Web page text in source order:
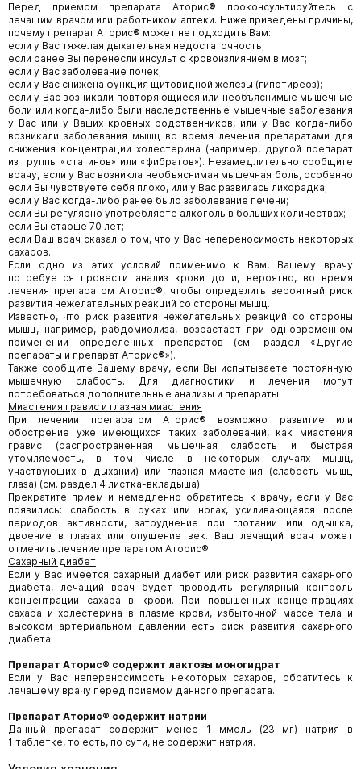
Перед приемом препарата Аторис® проконсультируйтесь с
лечащим врачом или работником аптеки. Ниже приведены причины,
почему препарат Аторис® может не подходить Вам:
если у Вас тяжелая дыхательная недостаточность;
если ранее Вы перенесли инсульт с кровоизлиянием в мозг;
если у Вас заболевание почек;
если у Вас снижена функция щитовидной железы (гипотиреоз);
если у Вас возникали повторяющиеся или необъяснимые мышечные
боли или когда-либо были наследственные мышечные заболевания
у Вас или у Ваших кровных родственников, или у Вас когда-либо
возникали заболевания мышц во время лечения препаратами для
снижения концентрации холестерина (например, другой препарат
из группы «статинов» или «фибратов»). Незамедлительно сообщите
врачу, если у Вас возникла необъяснимая мышечная боль, особенно
если Вы чувствуете себя плохо, или у Вас развилась лихорадка;
если у Вас когда-либо ранее было заболевание печени;
если Вы регулярно употребляете алкоголь в больших количествах;
если Вы старше 70 лет;
если Ваш врач сказал о том, что у Вас непереносимость некоторых
сахаров.
Если одно из этих условий применимо к Вам, Вашему врачу
потребуется провести анализ крови до и, вероятно, во время
лечения препаратом Аторис®, чтобы определить вероятный риск
развития нежелательных реакций со стороны мышц.
Известно, что риск развития нежелательных реакций со стороны
мышц, например, рабдомиолиза, возрастает при одновременном
применении определенных препаратов (см. раздел «Другие
препараты и препарат Аторис®»).
Также сообщите Вашему врачу, если Вы испытываете постоянную
мышечную слабость. Для диагностики и лечения могут
потребоваться дополнительные анализы и препараты.
Миастения гравис и глазная миастения
При лечении препаратом Аторис® возможно развитие или
обострение уже имеющихся таких заболеваний, как миастения
гравис (распространенная мышечная слабость и быстрая
утомляемость, в том числе в некоторых случаях мышц,
участвующих в дыхании) или глазная миастения (слабость мышц
глаза) (см. раздел 4 листка-вкладыша).
Прекратите прием и немедленно обратитесь к врачу, если у Вас
появились: слабость в руках или ногах, усиливающаяся после
периодов активности, затруднение при глотании или одышка,
двоение в глазах или опущение век. Ваш лечащий врач может
отменить лечение препаратом Аторис®.
Сахарный диабет
Если у Вас имеется сахарный диабет или риск развития сахарного
диабета, лечащий врач будет проводить регулярный контроль
концентрации сахара в крови. При повышенных концентрациях
сахара и холестерина в плазме крови, избыточной массе тела и
высоком артериальном давлении есть риск развития сахарного
диабета.
Препарат Аторис® содержит лактозы моногидрат
Если у Вас непереносимость некоторых сахаров, обратитесь к
лечащему врачу перед приемом данного препарата.
Препарат Аторис® содержит натрий
Данный препарат содержит менее 1 ммоль (23 мг) натрия в
1 таблетке, то есть, по сути, не содержит натрия.